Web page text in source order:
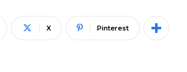
X Pinterest